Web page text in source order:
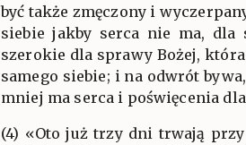
być także zmęczony i
siebie jakby serca nie ma,
szerokie dla sprawy Bożej,
samego siebie; i na odwrót
mniej ma serca i poświęcenia
(4) «Oto już trzy dni trwają